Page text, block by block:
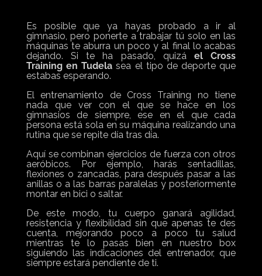
Es posible que ya hayas probado a ir al
gimnasio, pero ponerte a trabajar tú solo en las
máquinas te aburra un poco y al final lo acabas
dejando. Si te ha pasado, quizá el Cross
Training en Tudela sea el tipo de deporte que
estabas esperando.
El entrenamiento de Cross Training no tiene
nada que ver con el que se hace en los
gimnasios de siempre, ese en el que cada
persona está sola en su máquina realizando una
rutina que se repite día tras día.
Aquí se combinan ejercicios de fuerza con otros
aeróbicos. Por ejemplo, harás sentadillas,
flexiones o zancadas, para después pasar a las
anillas o a las barras paralelas y posteriormente
montar en bici o saltar.
De este modo, tu cuerpo ganará agilidad,
resistencia y flexibilidad sin que apenas te des
cuenta, mejorando poco a poco tu salud
mientras te lo pasas bien en nuestro box
siguiendo las indicaciones del entrenador, que
siempre estará pendiente de ti.